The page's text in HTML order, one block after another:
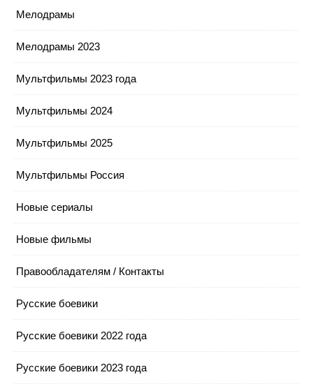
Мелодрамы
Мелодрамы 2023
Мультфильмы 2023 года
Мультфильмы 2024
Мультфильмы 2025
Мультфильмы Россия
Новые сериалы
Новые фильмы
Правообладателям / Контакты
Русские боевики
Русские боевики 2022 года
Русские боевики 2023 года